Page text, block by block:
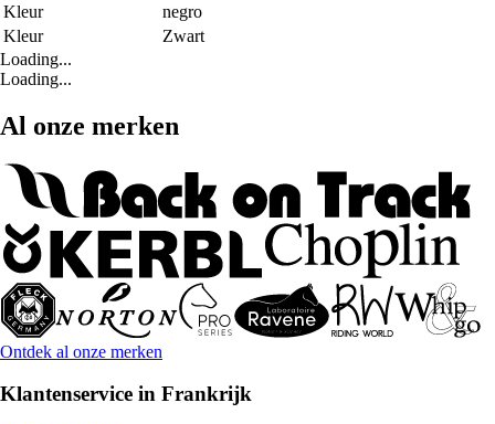
Kleur
negro
Kleur
Zwart
Loading...
Loading...
Al onze merken
Ontdek al onze merken
Klantenservice in Frankrijk